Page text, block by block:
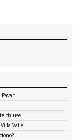
chiuse
Valle